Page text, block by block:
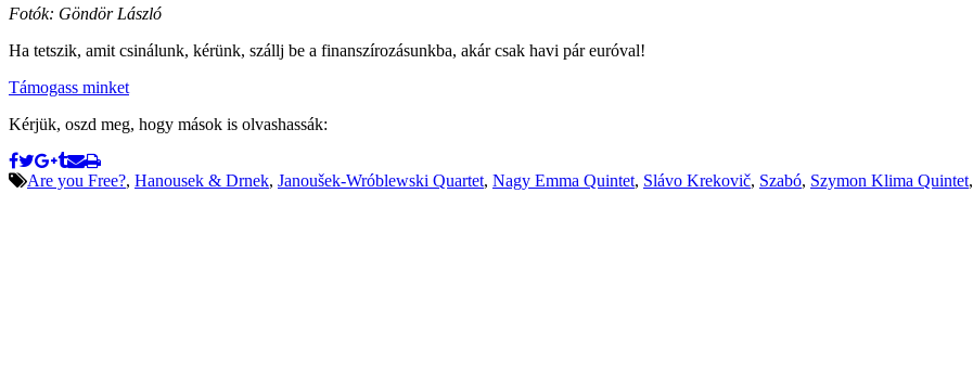
Fotók: Göndör László
Ha tetszik, amit csinálunk, kérünk, szállj be a finanszírozásunkba, akár csak havi pár euróval!
Támogass minket
Kérjük, oszd meg, hogy mások is olvashassák:
Are you Free?, Hanousek & Drnek, Janoušek-Wróblewski Quartet, Nagy Emma Quintet, Slávo Krekovič, Szabó, Szymon Klima Quintet,